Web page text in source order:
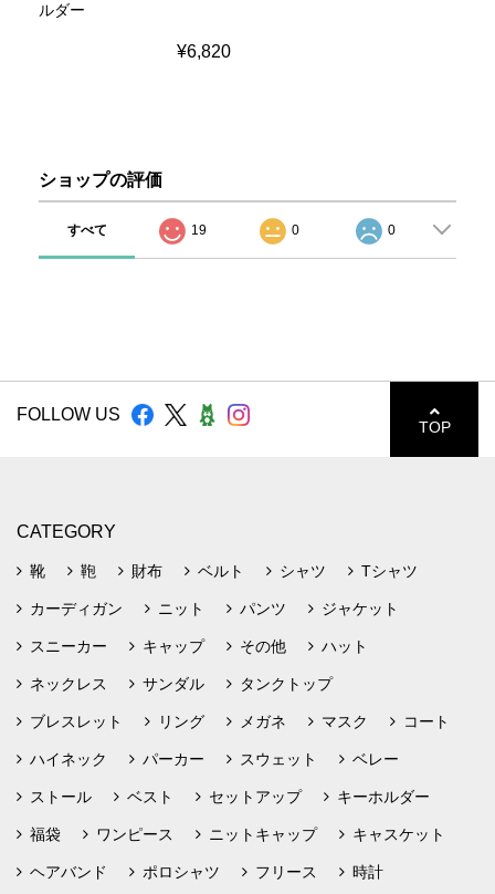
ルダー
¥6,820
ショップの評価
すべて 19 0 0
FOLLOW US
TOP
CATEGORY
靴 鞄 財布 ベルト シャツ Tシャツ
カーディガン ニット パンツ ジャケット
スニーカー キャップ その他 ハット
ネックレス サンダル タンクトップ
ブレスレット リング メガネ マスク コート
ハイネック パーカー スウェット ベレー
ストール ベスト セットアップ キーホルダー
福袋 ワンピース ニットキャップ キャスケット
ヘアバンド ポロシャツ フリース 時計